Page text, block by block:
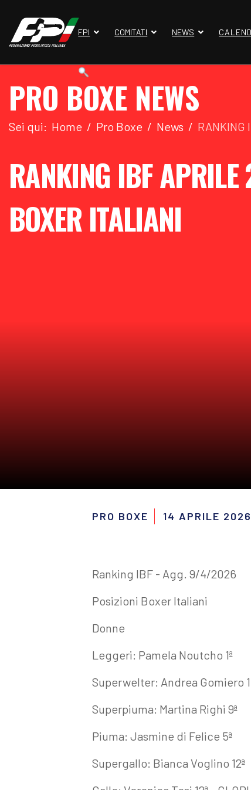
FPI COMITATI NEWS
PRO BOXE NEWS
Sei qui: Home Pro Boxe News RANKING
RANKING IBF
BOXER ITALIANI
PRO BOXE 14 APRILE 2026
Ranking IBF - Agg. 9/4/2026
Posizioni Boxer Italiani
Donne
Leggeri: Pamela Noutcho 1ª
Superwelter: Andrea Gomiero
Superpiuma: Martina Righi 9ª
Piuma: Jasmine di Felice 5ª
Supergallo: Bianca Voglino 12ª